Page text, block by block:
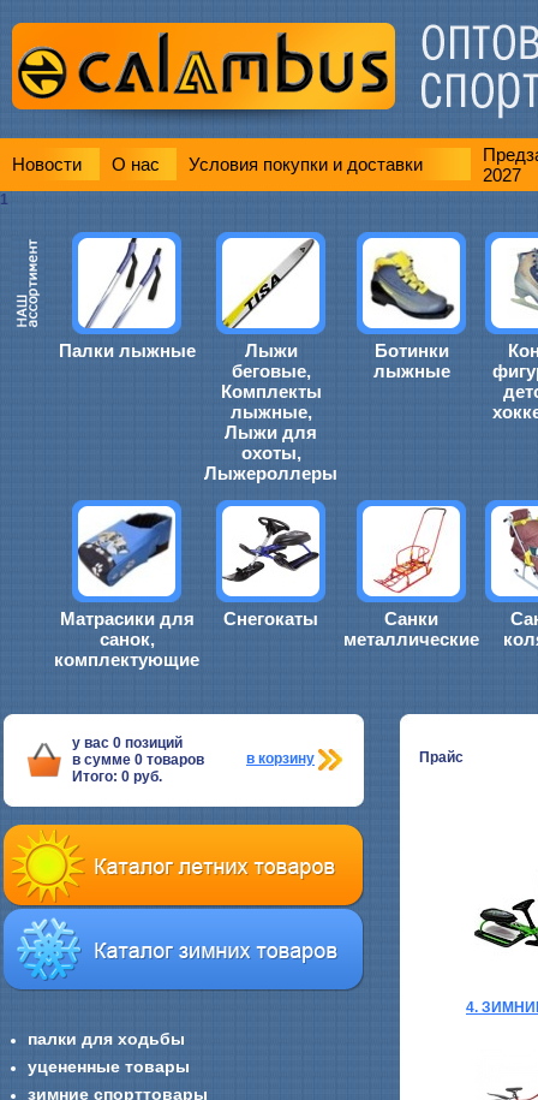
Новости О нас Условия покупки и доставки
2027
1
Палки лыжные
Лыжи
беговые,
Комплекты
лыжные,
Лыжи для
охоты,
Лыжероллеры
Ботинки
лыжные
Матрасики для
санок,
комплектующие
Снегокаты
Санки
металлические
у вас 0 позиций
в сумме 0 товаров
Итого: 0 руб.
в корзину
палки для ходьбы
уцененные товары
зимние спорттовары
Прайс
4.